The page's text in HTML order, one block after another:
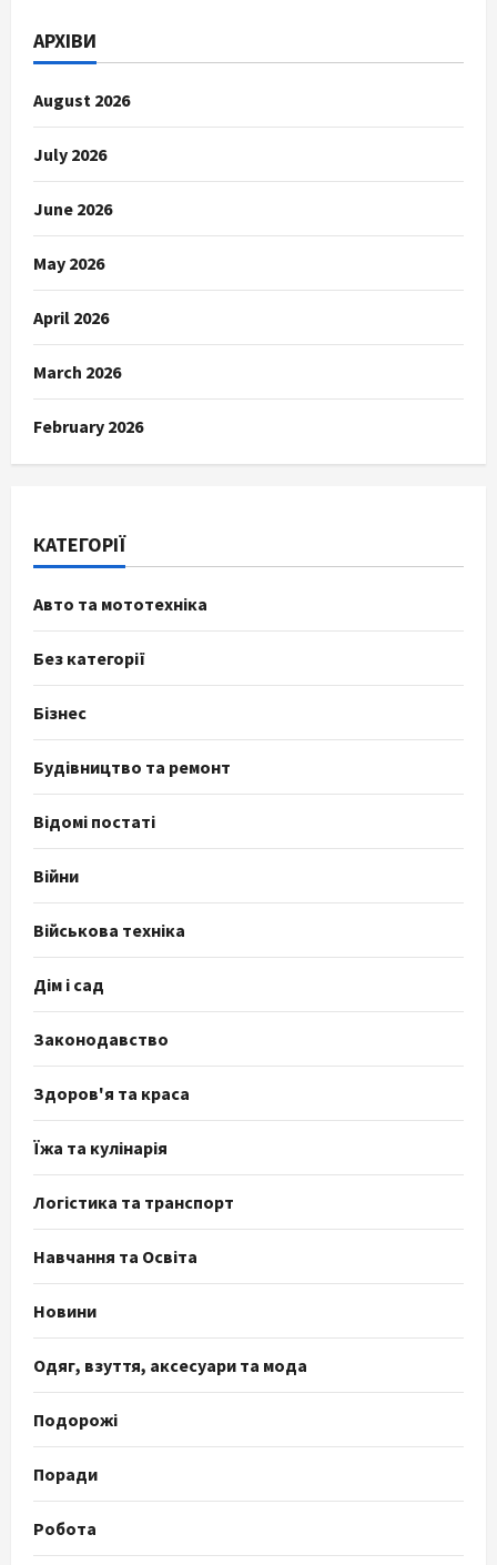
АРХІВИ
August 2026
July 2026
June 2026
May 2026
April 2026
March 2026
February 2026
КАТЕГОРІЇ
Авто та мототехніка
Без категорії
Бізнес
Будівництво та ремонт
Відомі постаті
Війни
Військова техніка
Дім і сад
Законодавство
Здоров'я та краса
Їжа та кулінарія
Логістика та транспорт
Навчання та Освіта
Новини
Одяг, взуття, аксесуари та мода
Подорожі
Поради
Робота